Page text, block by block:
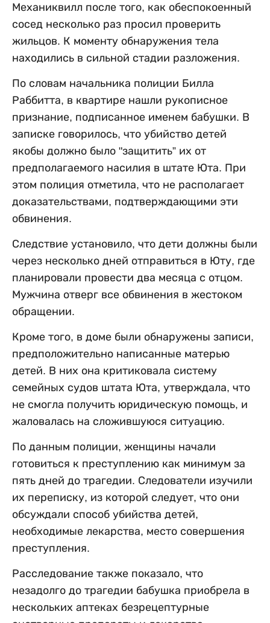
Механиквилл после того, как обеспокоенный
сосед несколько раз просил проверить
жильцов. К моменту обнаружения тела
находились в сильной стадии разложения.
По словам начальника полиции Билла
Раббитта, в квартире нашли рукописное
признание, подписанное именем бабушки. В
записке говорилось, что убийство детей
якобы должно было "защитить” их от
предполагаемого насилия в штате Юта. При
этом полиция отметила, что не располагает
доказательствами, подтверждающими эти
обвинения.
Следствие установило, что дети должны были
через несколько дней отправиться в Юту, где
планировали провести два месяца с отцом.
Мужчина отверг все обвинения в жестоком
обращении.
Кроме того, в доме были обнаружены записи,
предположительно написанные матерью
детей. В них она критиковала систему
семейных судов штата Юта, утверждала, что
не смогла получить юридическую помощь, и
жаловалась на сложившуюся ситуацию.
По данным полиции, женщины начали
готовиться к преступлению как минимум за
пять дней до трагедии. Следователи изучили
их переписку, из которой следует, что они
обсуждали способ убийства детей,
необходимые лекарства, место совершения
преступления.
Расследование также показало, что
незадолго до трагедии бабушка приобрела в
нескольких аптеках безрецептурные